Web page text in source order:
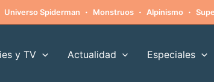
Universo Spiderman · Monstruos · Alpinismo ·
y TV Actualidad Especiales